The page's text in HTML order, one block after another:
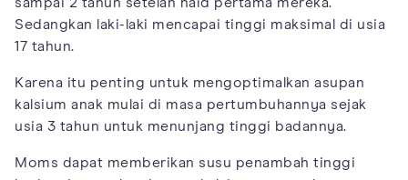
sampai 2 tahun setelah haid pertama mereka.
Sedangkan laki-laki mencapai tinggi maksimal di usia
17 tahun.
Karena itu penting untuk mengoptimalkan asupan
kalsium anak mulai di masa pertumbuhannya sejak
usia 3 tahun untuk menunjang tinggi badannya.
Moms dapat memberikan susu penambah tinggi